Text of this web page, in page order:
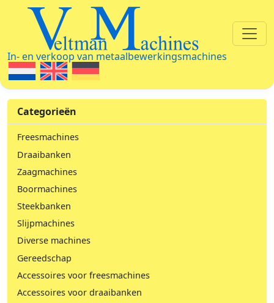
Veltman Machines
In- en verkoop van metaalbewerkingsmachines
Categorieën
Freesmachines
Draaibanken
Zaagmachines
Boormachines
Steekbanken
Slijpmachines
Diverse machines
Gereedschap
Accessoires voor freesmachines
Accessoires voor draaibanken